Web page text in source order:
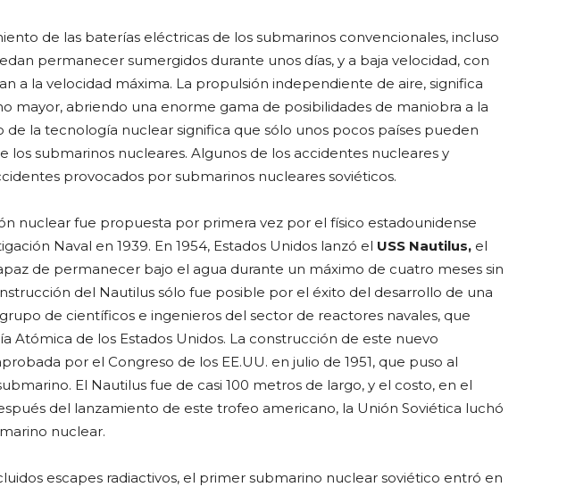
de las baterías eléctricas de los submarinos convencionales, incluso
permanecer sumergidos durante unos días, y a baja velocidad, con
a la velocidad máxima. La propulsión independiente de aire, significa
mayor, abriendo una enorme gama de posibilidades de maniobra a la
la tecnología nuclear significa que sólo unos pocos países pueden
los submarinos nucleares. Algunos de los accidentes nucleares y
provocados por submarinos nucleares soviéticos.
nuclear fue propuesta por primera vez por el físico estadounidense
Naval en 1939. En 1954, Estados Unidos lanzó el USS Nautilus, el
de permanecer bajo el agua durante un máximo de cuatro meses sin
del Nautilus sólo fue posible por el éxito del desarrollo de una
de científicos e ingenieros del sector de reactores navales, que
Atómica de los Estados Unidos. La construcción de este nuevo
por el Congreso de los EE.UU. en julio de 1951, que puso al
El Nautilus fue de casi 100 metros de largo, y el costo, en el
del lanzamiento de este trofeo americano, la Unión Soviética luchó
nuclear.
escapes radiactivos, el primer submarino nuclear soviético entró en